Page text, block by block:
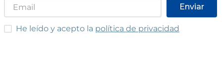
Enviar
He leído y acepto las condiciones
He leído y acepto la política de privacidad